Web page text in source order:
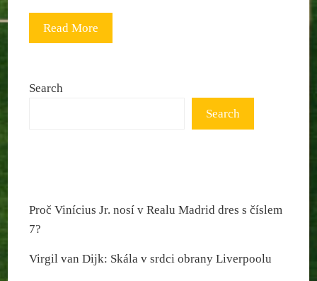
Read More
Search
Search
Proč Vinícius Jr. nosí v Realu Madrid dres s číslem
7?
Virgil van Dijk: Skála v srdci obrany Liverpoolu